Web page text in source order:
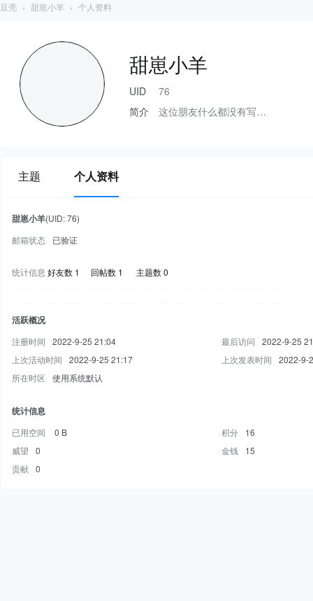
豆壳 › 甜崽小羊 › 个人资料
甜崽小羊
UID
76
简介
这位朋友什么都没有写…
主题 个人资料
甜崽小羊(UID: 76)
邮箱状态
已验证
统计信息 好友数 1 回帖数 1 主题数 0
活跃概况
注册时间 2022-9-25 21:04 最后访问
2022-9-25
上次活动时间
2022-9-25 21:17 上次发表时间
2022-9-
所在时区
使用系统默认
统计信息
已用空间 0 B 积分
16
威望
0 金钱
15
贡献 0